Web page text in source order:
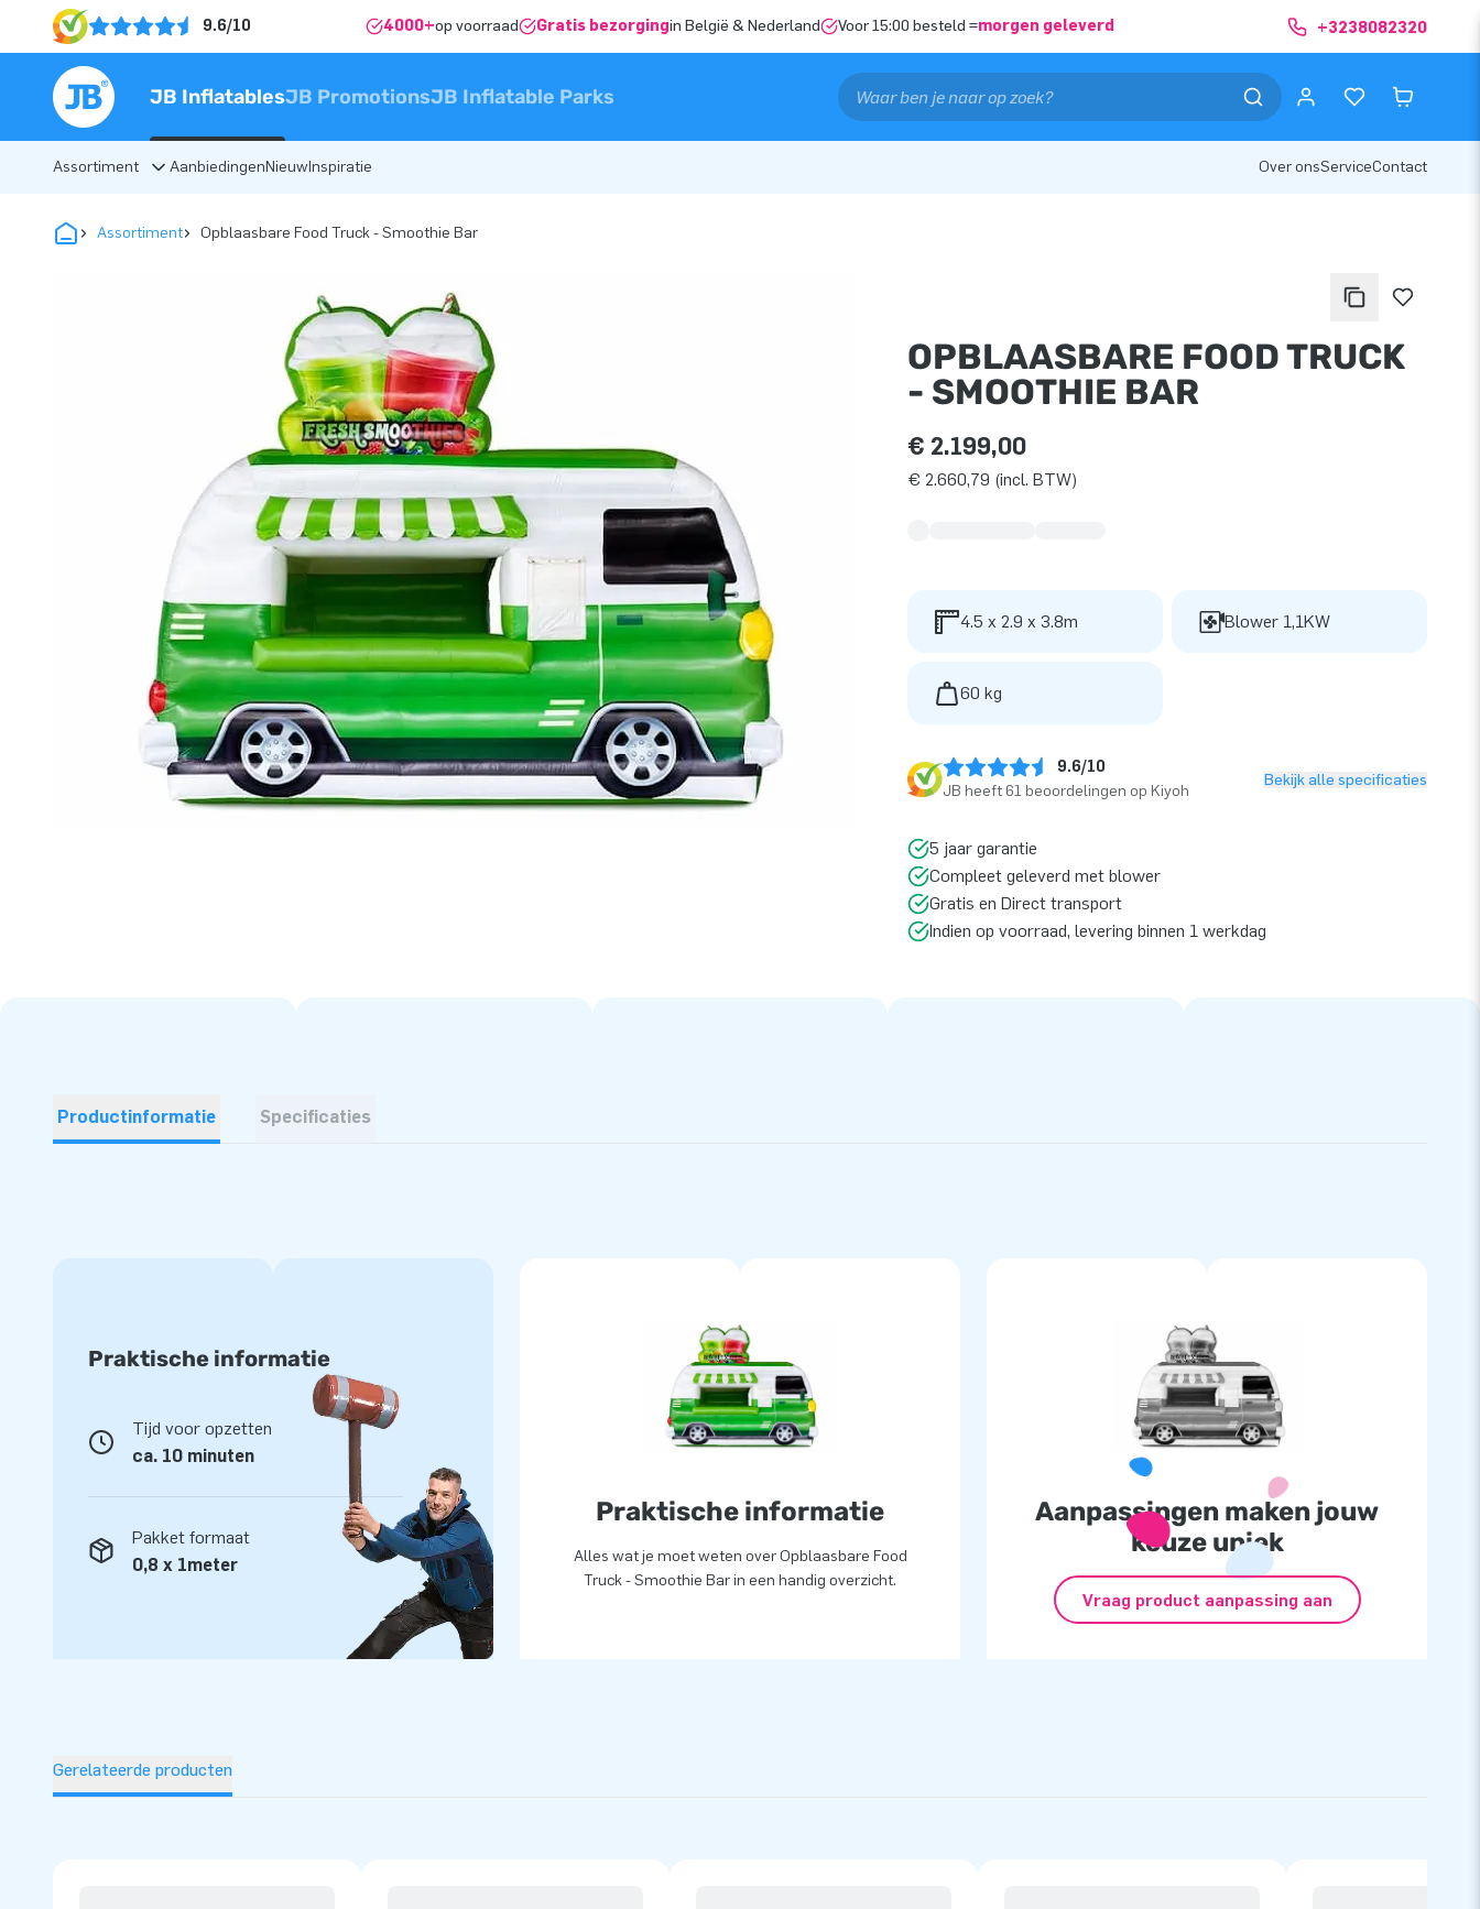
9.6/10 4000+op voorraad Gratis bezorgingin België & Nederland Voor 15:00 besteld =morgen geleverd +3238082320
JB InflatablesJB PromotionsJB Inflatable Parks
Assortiment AanbiedingenNieuwInspiratie Over onsServiceContact
Assortiment Opblaasbare Food Truck - Smoothie Bar
OPBLAASBARE FOOD TRUCK
- SMOOTHIE BAR
€ 2.199,00
€ 2.660,79 (incl. BTW)
4.5 x 2.9 x 3.8m Blower 1,1KW
60 kg
9.6/10
JB heeft 61 beoordelingen op Kiyoh
Bekijk alle specificaties
5 jaar garantie
Compleet geleverd met blower
Gratis en Direct transport
Indien op voorraad, levering binnen 1 werkdag
Productinformatie Specificaties
Praktische informatie
Tijd voor opzetten
ca. 10 minuten
Pakket formaat
0,8 x 1meter
Praktische informatie
Alles wat je moet weten over Opblaasbare Food
Truck - Smoothie Bar in een handig overzicht.
Aanpassingen maken jouw
keuze uniek
Vraag product aanpassing aan
Gerelateerde producten